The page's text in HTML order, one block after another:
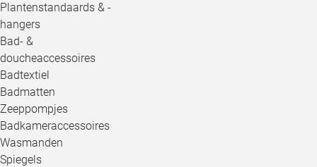
Plantenstandaards & -
hangers
Bad- &
doucheaccessoires
Badtextiel
Badmatten
Zeeppompjes
Badkameraccessoires
Wasmanden
Spiegels